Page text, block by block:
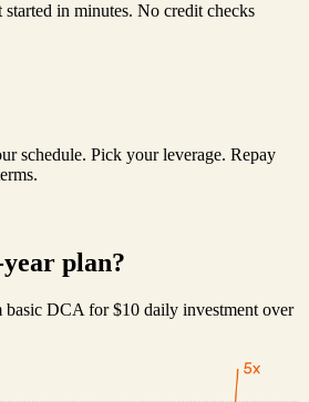
started in minutes. No credit checks
schedule. Pick your leverage. Repay
plan?
basic DCA for $10 daily investment over